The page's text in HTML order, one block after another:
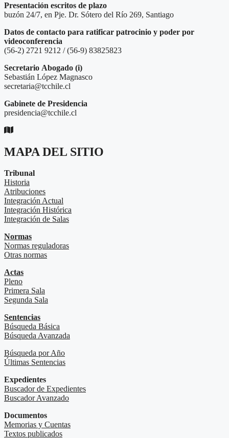
Presentación escritos de plazo
buzón 24/7, en Pje. Dr. Sótero del Río 269, Santiago
Datos de contacto para ratificar patrocinio y poder por
videoconferencia
(56-2) 2721 9212 / (56-9) 83825823
Secretario Abogado (i)
Sebastián López Magnasco
secretaria@tcchile.cl
Gabinete de Presidencia
presidencia@tcchile.cl
MAPA DEL SITIO
Tribunal
Historia
Atribuciones
Integración Actual
Integración Histórica
Integración de Salas
Normas
Normas reguladoras
Otras normas
Actas
Pleno
Primera Sala
Segunda Sala
Sentencias
Búsqueda Básica
Búsqueda Avanzada
Búsqueda por Año
Últimas Sentencias
Expedientes
Buscador de Expedientes
Buscador Avanzado
Documentos
Memorias y Cuentas
Textos publicados